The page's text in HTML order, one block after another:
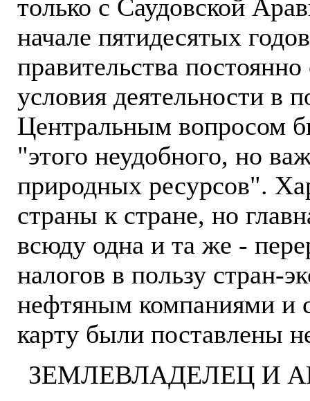
только с Саудовской
начале пятидесятых
правительства
условия деятельности в
Центральным вопросом
"этого неудобного, но
природных ресурсов".
страны к стране, но
всюду одна и та же -
налогов в пользу стран-
нефтяным компаниями и
карту были поставлены
ЗЕМЛЕВЛАДЕЛЕЦ И